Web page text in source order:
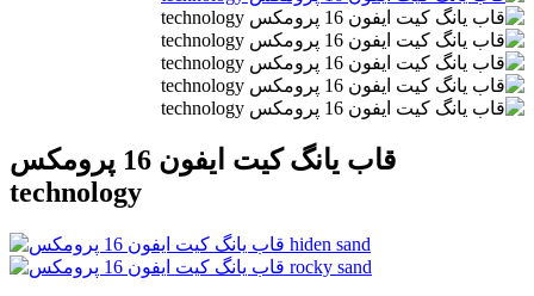
قاب یانگ کیت ایفون 16 پرومکس
technology